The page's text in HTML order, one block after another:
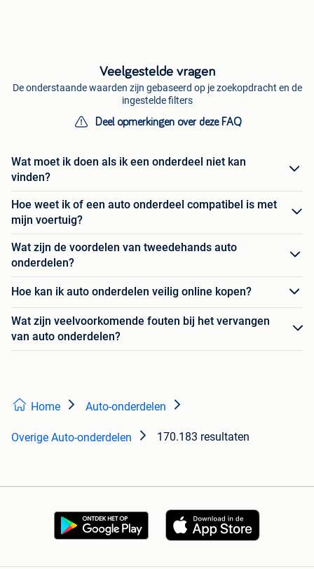
Veelgestelde vragen
De onderstaande waarden zijn gebaseerd op je zoekopdracht en de
ingestelde filters
Deel opmerkingen over deze FAQ
Wat moet ik doen als ik een onderdeel niet kan
vinden?
Hoe weet ik of een auto onderdeel compatibel is met
mijn voertuig?
Wat zijn de voordelen van tweedehands auto
onderdelen?
Hoe kan ik auto onderdelen veilig online kopen?
Wat zijn veelvoorkomende fouten bij het vervangen
van auto onderdelen?
Home Auto-onderdelen
Overige Auto-onderdelen 170.183 resultaten